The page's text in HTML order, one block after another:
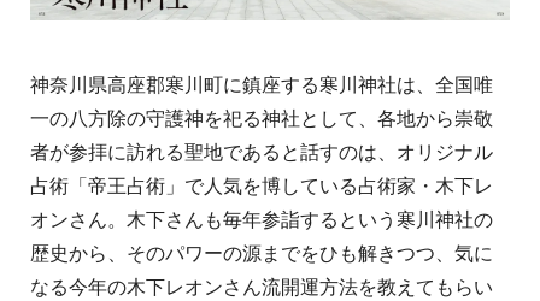
神奈川県高座郡寒川町に鎮座する寒川神社は、全国唯
一の八方除の守護神を祀る神社として、各地から崇敬
者が参拝に訪れる聖地であると話すのは、オリジナル
占術「帝王占術」で人気を博している占術家・木下レ
オンさん。木下さんも毎年参詣するという寒川神社の
歴史から、そのパワーの源までをひも解きつつ、気に
なる今年の木下レオンさん流開運方法を教えてもらい